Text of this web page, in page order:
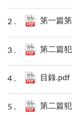
第一篇
第二篇
目錄.pdf
第二篇